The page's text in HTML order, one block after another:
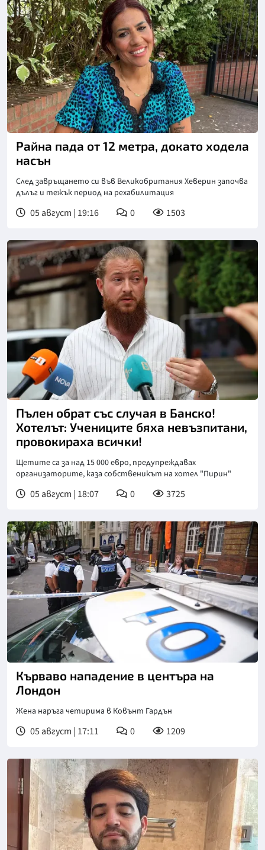
Райна пада от 12 метра, докато ходела
насън
След завръщането си във Великобритания Хеверин започва
дълъг и тежък период на рехабилитация
05 август | 19:16 0 1503
Снимка: БТА
Пълен обрат със случая в Банско!
Хотелът: Учениците бяха невъзпитани,
провокираха всички!
Щетите са за над 15 000 евро, предупреждавах
организаторите, каза собственикът на хотел "Пирин"
05 август | 18:07 0 3725
Кърваво нападение в центъра на
Лондон
Жена наръга четирима в Ковънт Гардън
05 август | 17:11 0 1209